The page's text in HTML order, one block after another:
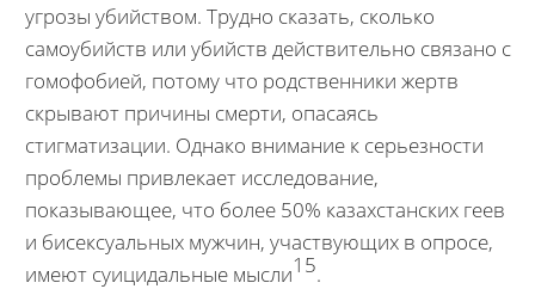
угрозы убийством. Трудно сказать, сколько
самоубийств или убийств действительно связано с
гомофобией, потому что родственники жертв
скрывают причины смерти, опасаясь
стигматизации. Однако внимание к серьезности
проблемы привлекает исследование,
показывающее, что более 50% казахстанских геев
и бисексуальных мужчин, участвующих в опросе,
имеют суицидальные мысли15.